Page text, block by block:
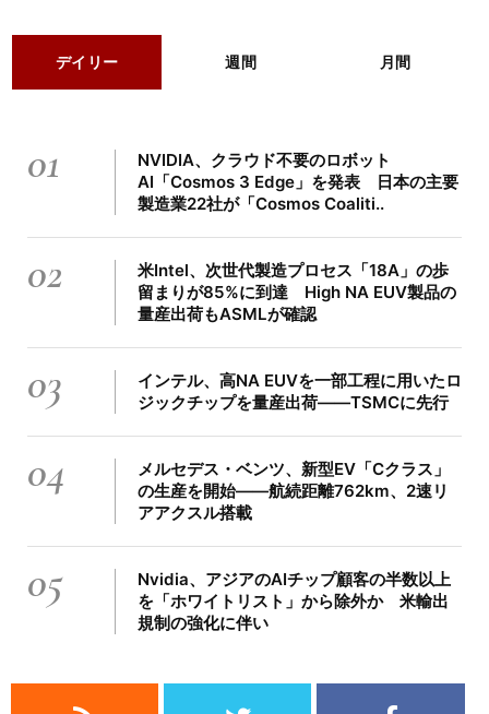
デイリー 週間 月間
01
NVIDIA、クラウド不要のロボット
AI「Cosmos 3 Edge」を発表 日本の主要
製造業22社が「Cosmos Coaliti..
02
米Intel、次世代製造プロセス「18A」の歩
留まりが85%に到達 High NA EUV製品の
量産出荷もASMLが確認
03
インテル、高NA EUVを一部工程に用いたロ
ジックチップを量産出荷――TSMCに先行
04
メルセデス・ベンツ、新型EV「Cクラス」
の生産を開始――航続距離762km、2速リ
アアクスル搭載
05
Nvidia、アジアのAIチップ顧客の半数以上
を「ホワイトリスト」から除外か 米輸出
規制の強化に伴い